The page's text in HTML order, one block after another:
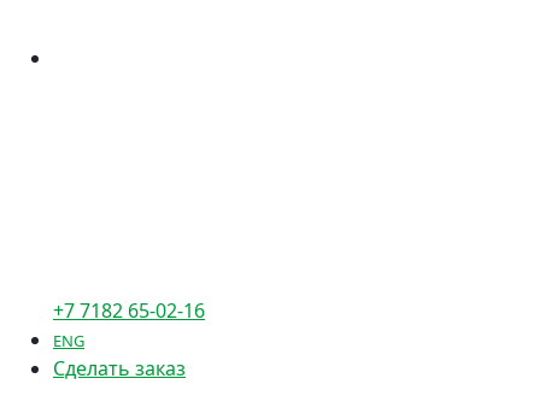
+7 7182 65-02-16
ENG
Сделать заказ